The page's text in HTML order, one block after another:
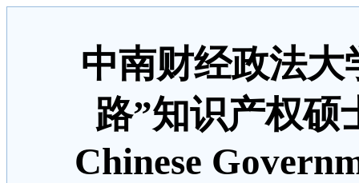
中南财经政法大
路”知识产权硕
Chinese